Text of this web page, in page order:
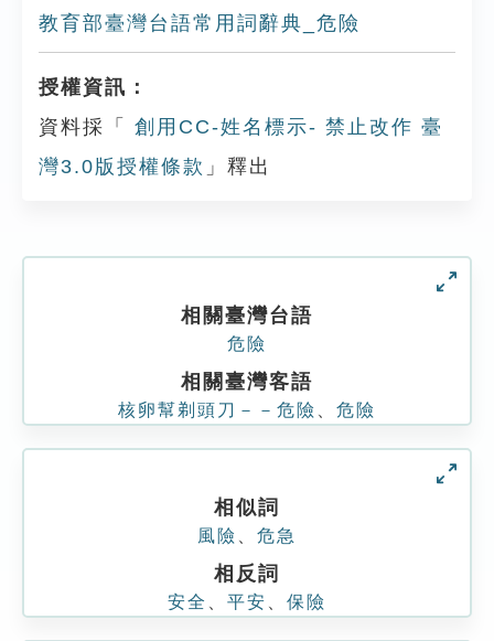
教育部臺灣台語常用詞辭典_危險
授權資訊：
資料採「
創用CC-姓名標示- 禁止改作 臺
灣3.0版授權條款 」釋出
相關臺灣台語
危險
相關臺灣客語
核卵幫剃頭刀－－危險 危險
相似詞
風險 危急
相反詞
安全 平安 保險